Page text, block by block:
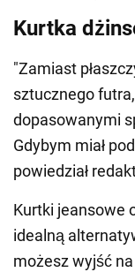
Kurtka
"Zamiast
sztucznego
dopasowanymi
Gdybym miał
powiedział
Kurtki jeansowe
idealną
możesz wyjść